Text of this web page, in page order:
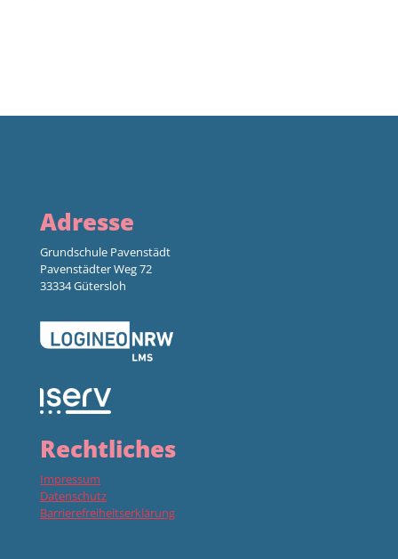
Adresse
Grundschule Pavenstädt
Pavenstädter Weg 72
33334 Gütersloh
Rechtliches
Impressum
Datenschutz
Barrierefreiheitserklärung